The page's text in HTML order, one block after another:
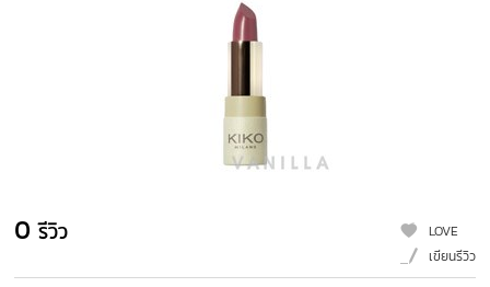
0 รีวิว
LOVE
เขียนรีวิว